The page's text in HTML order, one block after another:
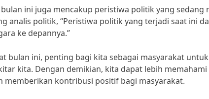
ini juga mencakup peristiwa politik yang sedang
analis politik, “Peristiwa politik yang terjadi saat ini
ke depannya.”
bulan ini, penting bagi kita sebagai masyarakat
kita. Dengan demikian, kita dapat lebih
memberikan kontribusi positif bagi masyarakat.